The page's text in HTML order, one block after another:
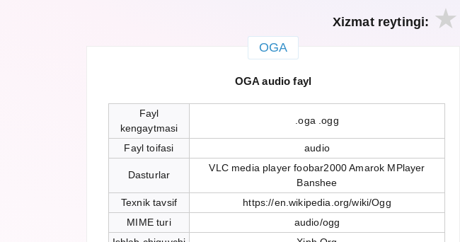
Xizmat reytingi:
OGA
OGA audio fayl
Fayl
kengaytmasi
.oga .ogg
Fayl toifasi audio
Dasturlar
VLC media player foobar2000 Amarok MPlayer
Banshee
Texnik tavsif
https://en.wikipedia.org/wiki/Ogg
MIME turi
audio/ogg